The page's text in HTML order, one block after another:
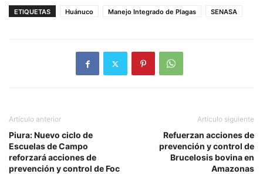
ETIQUETAS Huánuco Manejo Integrado de Plagas SENASA
Artículo anterior
Piura: Nuevo ciclo de
Escuelas de Campo
reforzará acciones de
prevención y control de Foc
Artículo siguiente
Refuerzan acciones de
prevención y control de
Brucelosis bovina en
Amazonas